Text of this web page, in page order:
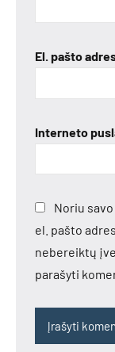
El. pašto
Interneto
Noriu
el. pašto
nebereiktų
parašyti